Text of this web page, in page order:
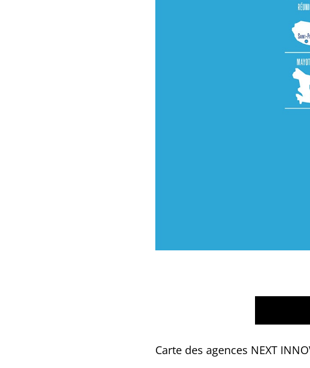
Carte des agences NEXT